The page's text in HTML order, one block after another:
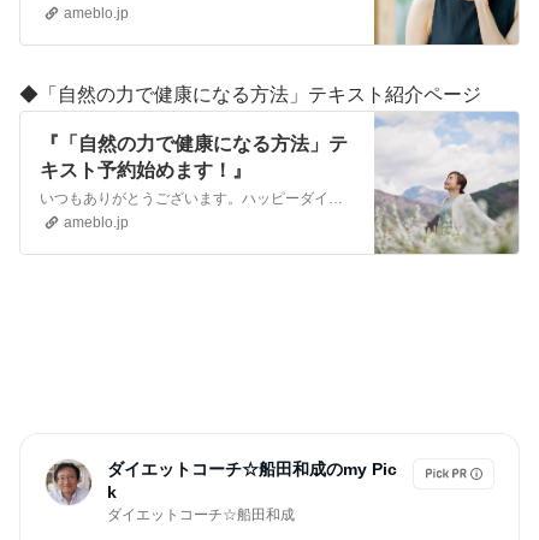
ameblo.jp
◆ 「自然の力で健康になる方法」テキスト紹介ページ
『「自然の力で健康になる方法」テ
キスト予約始めます！』
いつもありがとうございます。ハッピーダイエットライフの船田です。 新しいテキストを作ります。タイトルの予定は「自然の力で健康になる方法」です。 闇権力の作った…
ameblo.jp
ダイエットコーチ☆船田和成のmy Pic
k
ダイエットコーチ☆船田和成